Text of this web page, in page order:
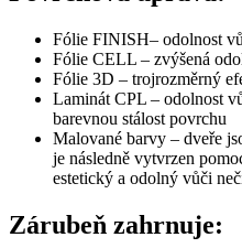
Fólie FINISH– odolnost
Fólie CELL – zvýšená
Fólie 3D – trojrozměrný
Laminát CPL – odolnost
barevnou stálost povrchu
Malované barvy – dveře
je následně vytvrzen
estetický a odolný vůči
Zárubeň zahrnuje: